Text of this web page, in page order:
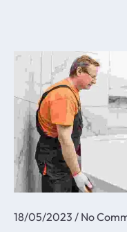
18/05/2023 / No